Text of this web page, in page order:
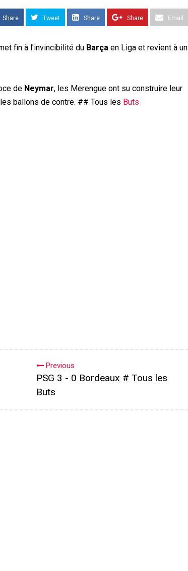
Share Tweet Share Share Email
fin à l'invincibilité du Barça en Liga et revient à un
de Neymar, les Merengue ont su construire leur
ballons de contre. ## Tous les Buts
Previous
PSG 3 - 0 Bordeaux # Tous les
Buts